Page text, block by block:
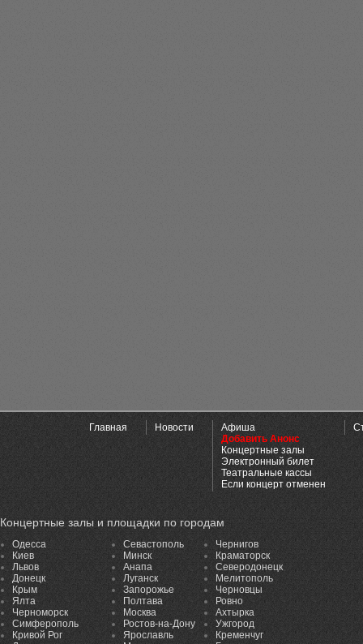
Главная Новости
Афиша
Добавить Анонс
Концертные залы
Электронный билет
Театральные кассы
Если концерт отменен
Концертные залы и площадки по городам
Одесса
Киев
Львов
Донецк
Крым
Ялта
Черноморск
Симферополь
Кривой Рог
Севастополь
Минск
Анапа
Луганск
Запорожье
Полтава
Москва
Ростов-на-Дону
Ярославль
Чернигов
Краматорск
Северодонецк
Мелитополь
Черновцы
Ровно
Ахтырка
Ужгород
Кременчуг